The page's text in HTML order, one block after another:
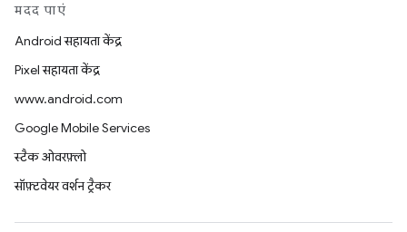
मदद पाएं
Android सहायता केंद्र
Pixel सहायता केंद्र
www.android.com
Google Mobile Services
स्टैक ओवरफ़्लो
सॉफ़्टवेयर वर्शन ट्रैकर